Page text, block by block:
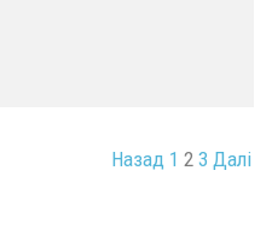
Назад 1 2 3 Далі